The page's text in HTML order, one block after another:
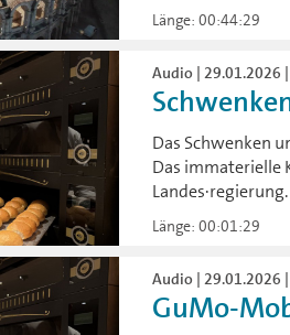
Länge: 00:44:29
Audio | 29.01.2026 |
Das Schwenken
Das immaterielle
Länge: 00:01:29
Audio | 29.01.2026 |
GuMo-